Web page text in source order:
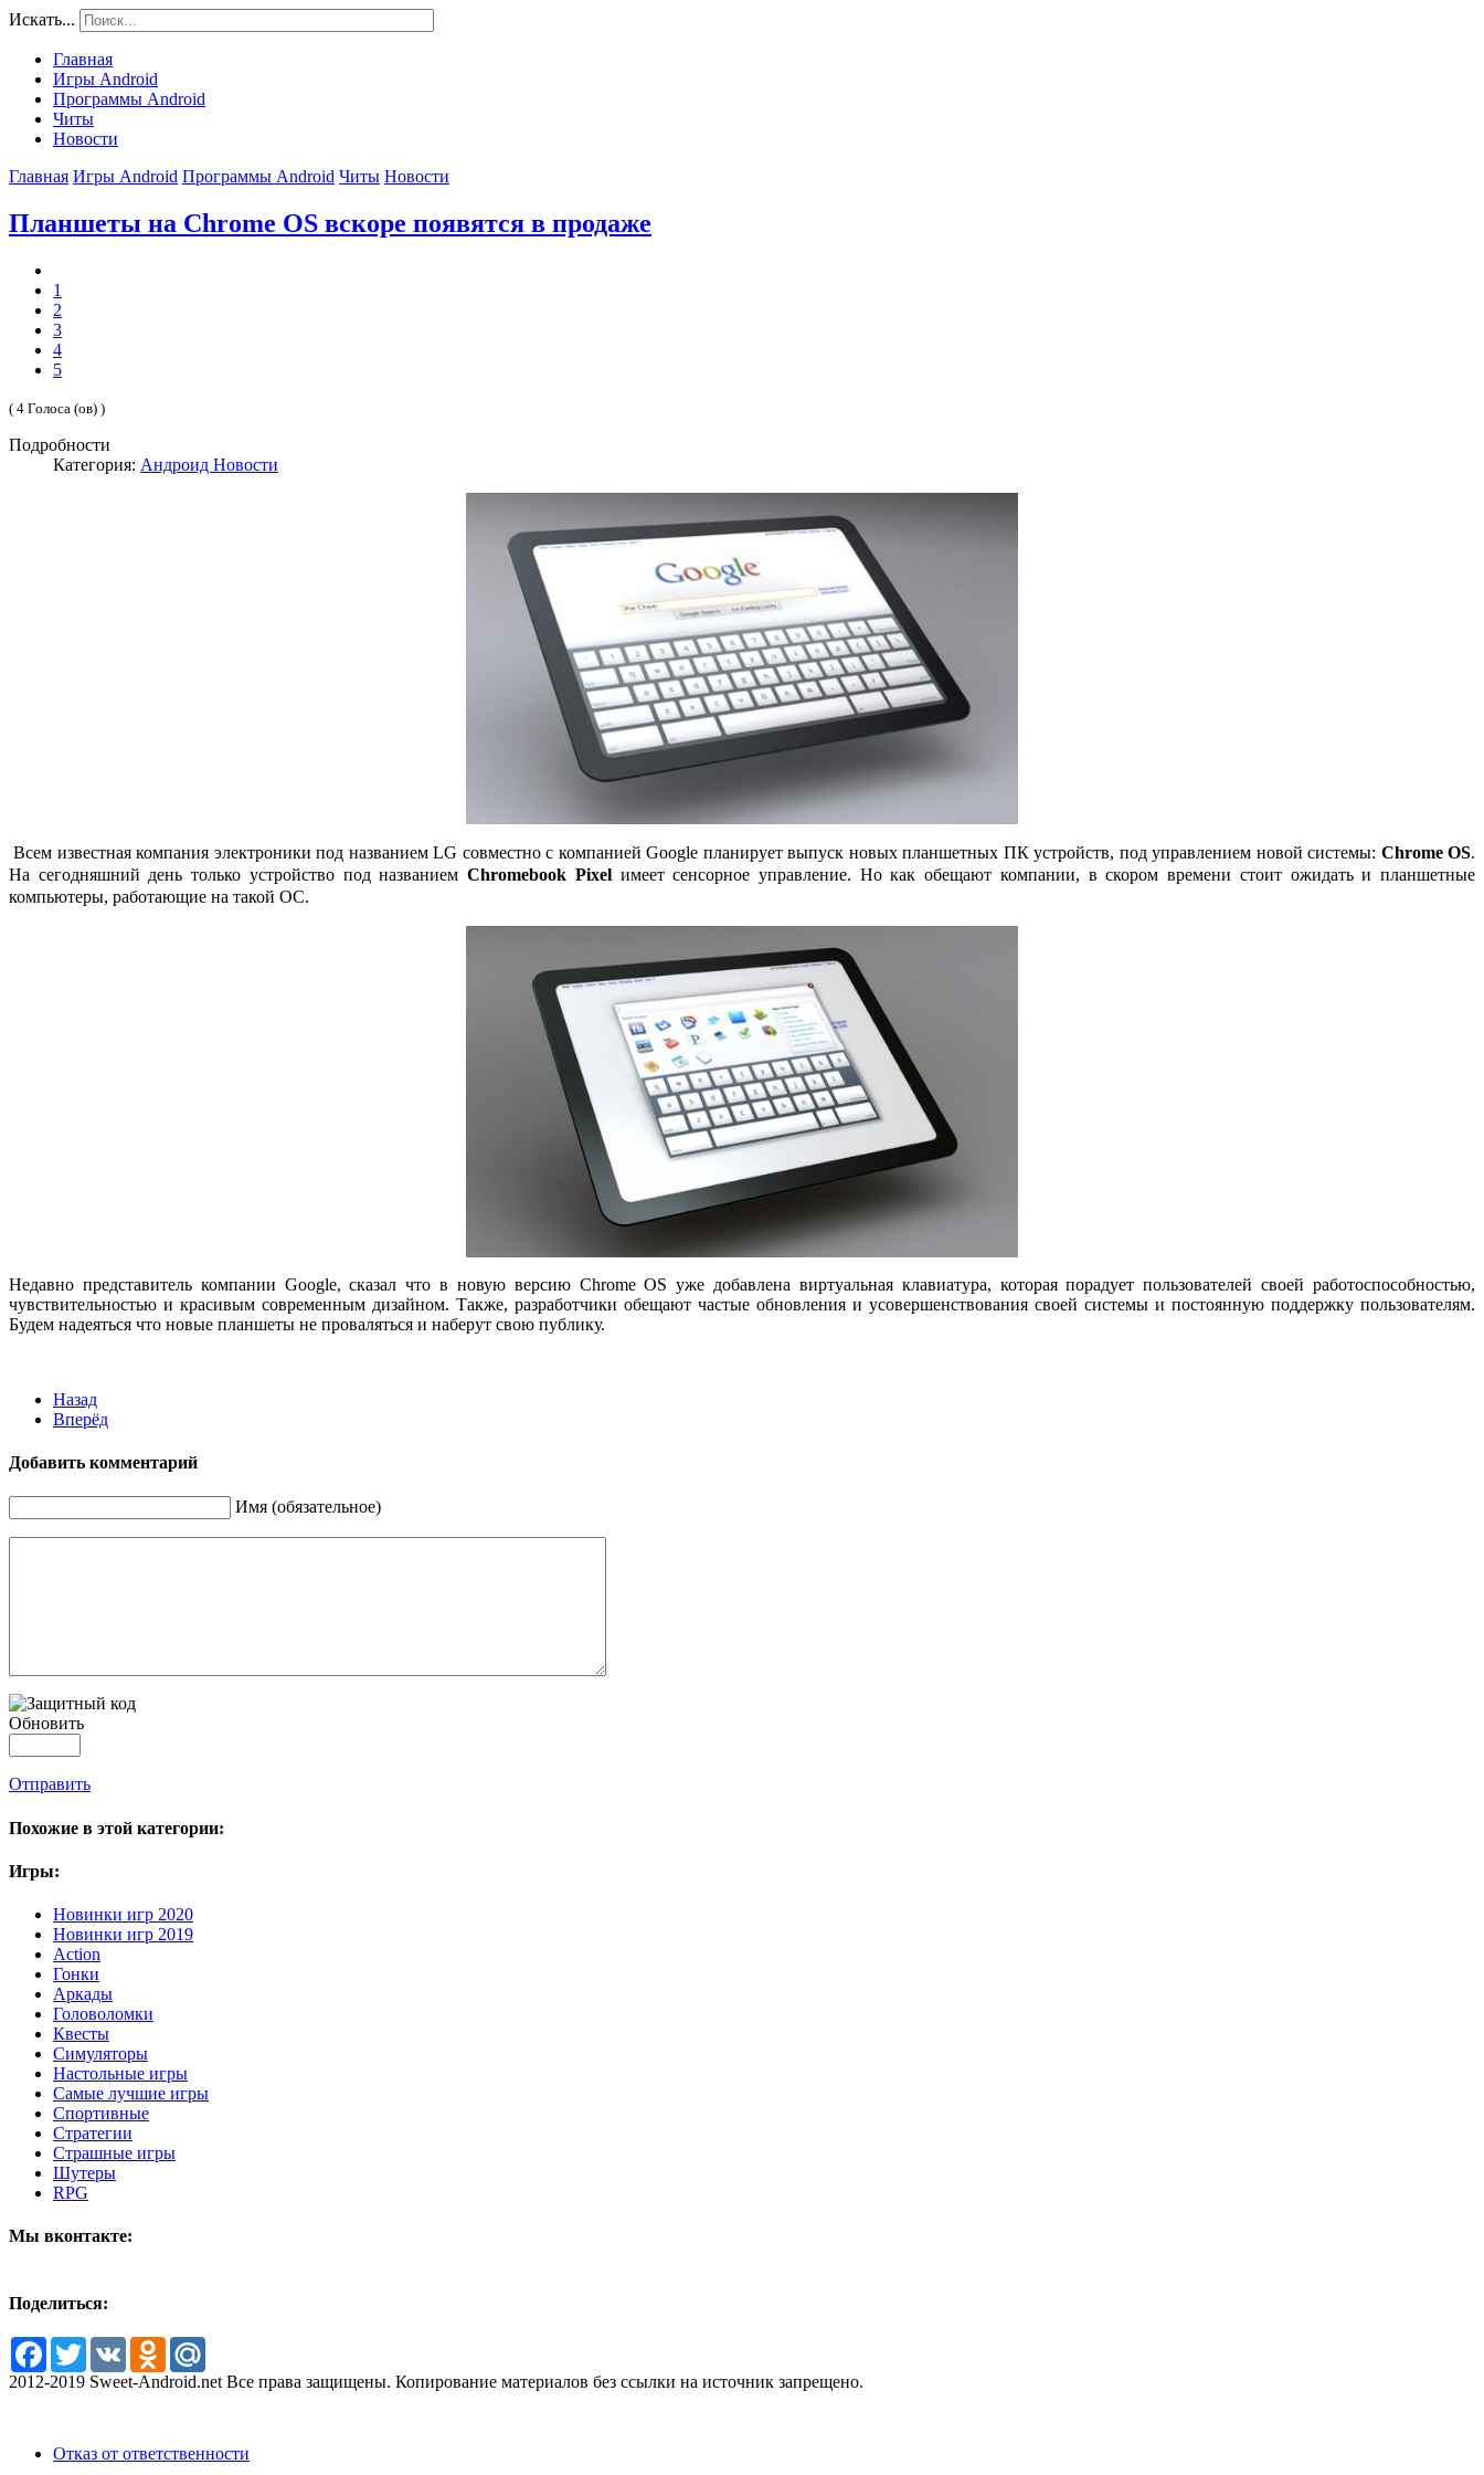
Искать...
Главная
Игры Android
Программы Android
Читы
Новости
Главная Игры Android Программы Android Читы Новости
Планшеты на Chrome OS вскоре появятся в продаже
1
2
3
4
5
( 4 Голоса (ов) )
Подробности
Категория: Андроид Новости
Всем известная компания электроники под названиемLG совместно с компанией Google планирует выпуск новых планшетных ПК устройств, под управлением новой системы: Chrome OS.
На сегодняшний день только устройство под названиемChromebook Pixelимеет сенсорное управление. Но как обещают компании, в скором времени стоит ожидать и планшетные
компьютеры, работающие на такой ОС.
Недавно представитель компании Google, сказал что в новую версию Chrome OS уже добавлена виртуальная клавиатура, которая порадует пользователей своей работоспособностью,
чувствительностью и красивым современным дизайном. Также, разработчики обещают частые обновления и усовершенствования своей системы и постоянную поддержку пользователям.
Будем надеяться что новые планшеты не проваляться и наберут свою публику.
Назад
Вперёд
Добавить комментарий
Имя (обязательное)
Обновить
Отправить
Похожие в этой категории:
Игры:
Новинки игр 2020
Новинки игр 2019
Action
Гонки
Аркады
Головоломки
Квесты
Симуляторы
Настольные игры
Самые лучшие игры
Спортивные
Стратегии
Страшные игры
Шутеры
RPG
Мы вконтакте:
Поделиться:
Facebook
TwitterVK Odnoklassniki
2012-2019 Sweet-Android.net Все права защищены. Копирование материалов без ссылки на источник запрещено.
Отказ от ответственности